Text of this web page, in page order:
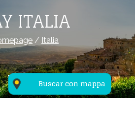
Buscar con mappa
ITALIA
/ Italia